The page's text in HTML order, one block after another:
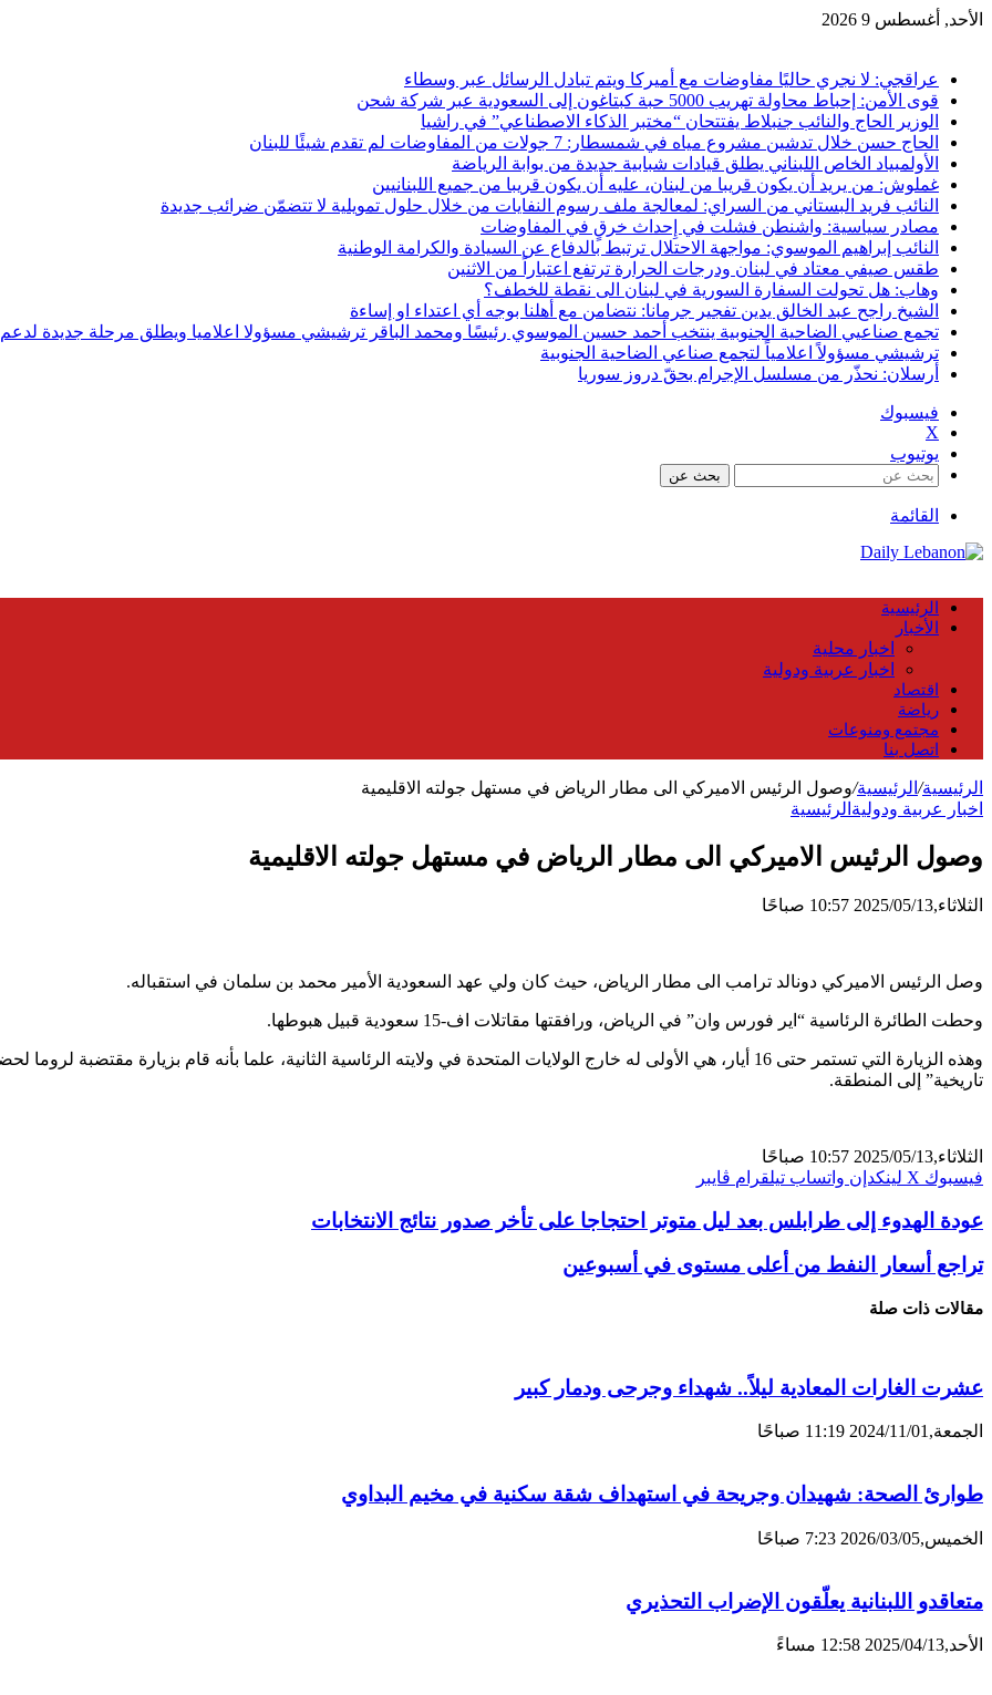
الأحد, أغسطس 9 2026
عراقجي: لا نجري حاليًا مفاوضات مع أميركا ويتم تبادل الرسائل عبر وسطاء
قوى الأمن: إحباط محاولة تهريب 5000 حبة كبتاغون إلى السعودية عبر شركة شحن
الوزير الحاج والنائب جنبلاط يفتتحان “مختبر الذكاء الاصطناعي” في راشيا
الحاج حسن خلال تدشين مشروع مياه في شمسطار: 7 جولات من المفاوضات لم تقدم شيئًا للبنان
الأولمبياد الخاص اللبناني يطلق قيادات شبابية جديدة من بوابة الرياضة
غملوش: من يريد أن يكون قريبا من لبنان، عليه أن يكون قريبا من جميع اللبنانيين
النائب فريد البستاني من السراي: لمعالجة ملف رسوم النفايات من خلال حلول تمويلية لا تتضمّن ضرائب جديدة
مصادر سياسية: واشنطن فشلت في إِحداث خرقٍ في المفاوضات
النائب إبراهيم الموسوي: مواجهة الاحتلال ترتبط بالدفاع عن السيادة والكرامة الوطنية
طقس صيفي معتاد في لبنان ودرجات الحرارة ترتفع اعتباراً من الاثنين
وهاب: هل تحولت السفارة السورية في لبنان الى نقطة للخطف؟
الشيخ راجح عبد الخالق يدين تفجير جرمانا: نتضامن مع أهلنا بوجه أي اعتداء او إساءة
تجمع صناعيي الضاحية الجنوبية ينتخب أحمد حسين الموسوي رئيسًا ومحمد الباقر ترشيشي مسؤولا اعلاميا ويطلق مرحلة جديدة لدعم
ترشيشي مسؤولاً اعلامياً لتجمع صناعي الضاحية الجنوبية
أرسلان: نحذّر من مسلسل الإجرام بحقّ دروز سوريا
فيسبوك
X
يوتيوب
بحث عن
القائمة
الرئيسية
الأخبار
اخبار محلية
اخبار عربية ودولية
اقتصاد
رياضة
مجتمع ومنوعات
اتصل بنا
الرئيسية/ الرئيسية/وصول الرئيس الاميركي الى مطار الرياض في مستهل جولته الاقليمية
اخبار عربية ودولية الرئيسية
وصول الرئيس الاميركي الى مطار الرياض في مستهل جولته الاقليمية
الثلاثاء,2025/05/13 10:57 صباحًا
وصل الرئيس الاميركي دونالد ترامب الى مطار الرياض، حيث كان ولي عهد السعودية الأمير محمد بن سلمان في استقباله.
وحطت الطائرة الرئاسية “اير فورس وان” في الرياض، ورافقتها مقاتلات اف-15 سعودية قبيل هبوطها.
وهذه الزيارة التي تستمر حتى 16 أيار، هي الأولى له خارج الولايات المتحدة في ولايته الرئاسية الثانية، علما بأنه قام بزيارة
تاريخية” إلى المنطقة.
الثلاثاء,2025/05/13 10:57 صباحًا
فيسبوك X لينكدإن واتساب تيلقرام ڤايبر
عودة الهدوء إلى طرابلس بعد ليل متوتر احتجاجا على تأخر صدور نتائج الانتخابات
تراجع أسعار النفط من أعلى مستوى في أسبوعين
مقالات ذات صلة
عشرت الغارات المعادية ليلاً.. شهداء وجرحى ودمار كبير
الجمعة,2024/11/01 11:19 صباحًا
طوارئ الصحة: شهيدان وجريحة في استهداف شقة سكنية في مخيم البداوي
الخميس,2026/03/05 7:23 صباحًا
متعاقدو اللبنانية يعلّقون الإضراب التحذيري
الأحد,2025/04/13 12:58 مساءً